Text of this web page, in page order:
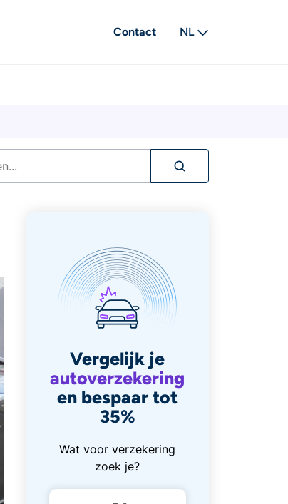
Contact
NL
Vergelijk je
autoverzekering
en bespaar tot
35%
Wat voor verzekering
zoek je?